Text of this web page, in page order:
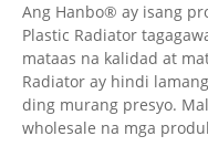
Ang Hanbo® ay isang
Plastic Radiator
mataas na kalidad at
Radiator ay hindi
ding murang presyo.
wholesale na mga